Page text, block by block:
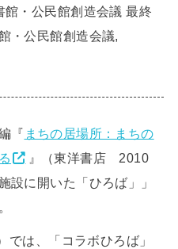
・公民館創造会議 最終
・公民館創造会議,
『 まちの居場所：まちの
』（東洋書店 2010
設に開いた「ひろば」」
は、「コラボひろば」